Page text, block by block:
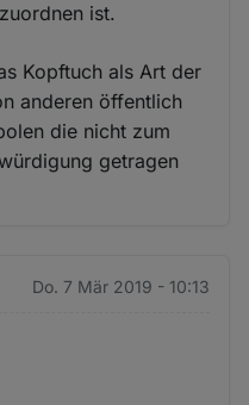
ist.
Kopftuch als Art der
anderen öffentlich
die nicht zum
getragen
Do. 7 Mär 2019 - 10:13